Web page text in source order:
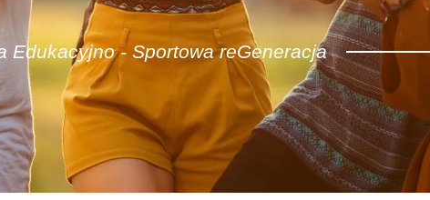
Edukacyjno - Sportowa reGeneracja